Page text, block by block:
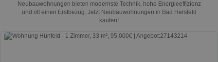
Neubauwohnungen bieten modernste Technik, hohe Energieeffizienz
und oft einen Erstbezug. Jetzt Neubauwohnungen in Bad Hersfeld
kaufen!